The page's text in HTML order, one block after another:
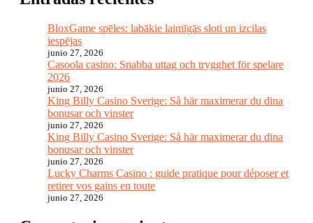
BloxGame spēles: labākie laimīgās sloti un izcilas
iespējas
junio 27, 2026
Casoola casino: Snabba uttag och trygghet för spelare
2026
junio 27, 2026
King Billy Casino Sverige: Så här maximerar du dina
bonusar och vinster
junio 27, 2026
King Billy Casino Sverige: Så här maximerar du dina
bonusar och vinster
junio 27, 2026
Lucky Charms Casino : guide pratique pour déposer et
retirer vos gains en toute
junio 27, 2026